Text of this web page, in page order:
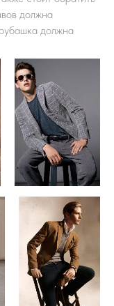
должна
должна